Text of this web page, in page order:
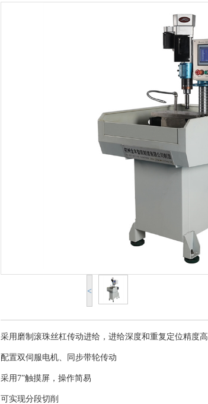
<
采用磨制滚珠丝杠传动进给，进给深度和重复定位精度高
配置双伺服电机、同步带轮传动
采用7”触摸屏，操作简易
可实现分段切削